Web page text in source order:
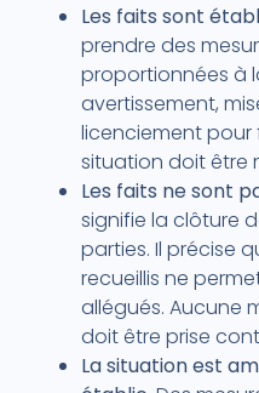
Les faits sont
prendre des
proportionnées à
avertissement,
licenciement pour
situation doit être
Les faits ne sont
signifie la clôture
parties. Il précise
recueillis ne
allégués. Aucune
doit être prise
La situation est